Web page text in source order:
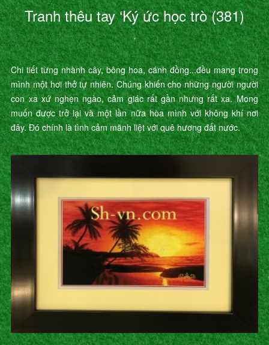
Tranh thêu tay ‘Ký ức học trò (381)
’
Chi tiết từng nhành cây, bông hoa, cánh đồng...đều mang trong
mình một hơi thở tự nhiên. Chúng khiến cho những người người
con xa xứ nghẹn ngào, cảm giác rất gần nhưng rất xa. Mong
muốn được trở lại và một lần nữa hòa mình với không khí nơi
đây. Đó chính là tình cảm mãnh liệt với quê hương đất nước.